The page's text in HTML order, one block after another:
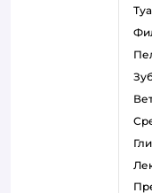
препараты для лечения кожных